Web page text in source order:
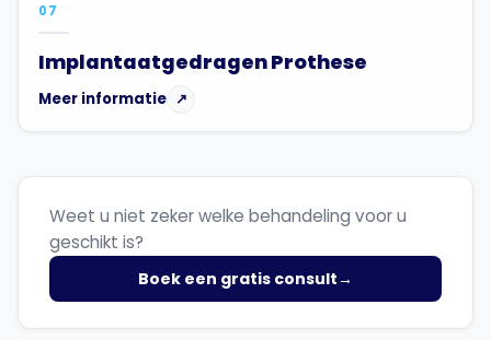
07
Implantaatgedragen Prothese
Meer informatie ↗
Weet u niet zeker welke behandeling voor u
geschikt is?
Boek een gratis consult→